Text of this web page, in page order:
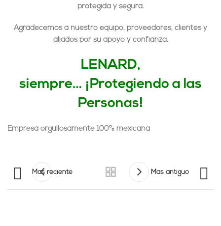
protegida y segura.
Agradecemos a nuestro equipo, proveedores, clientes y
aliados por su apoyo y confianza.
LENARD,
siempre… ¡Protegiendo a las
Personas!
Empresa orgullosamente 100% mexicana
Mas reciente Mas antiguo